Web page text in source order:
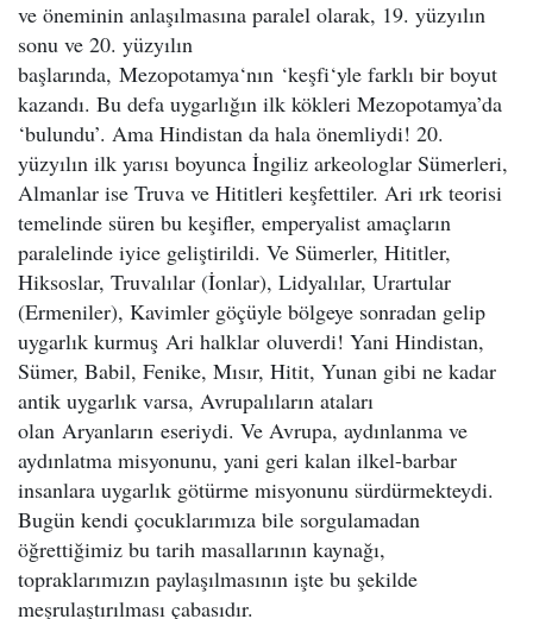
ve öneminin anlaşılmasına paralel olarak, 19. yüzyılın
sonu ve 20. yüzyılın
başlarında, Mezopotamya‘nın ‘keşfi‘yle farklı bir boyut
kazandı. Bu defa uygarlığın ilk kökleri Mezopotamya’da
‘bulundu’. Ama Hindistan da hala önemliydi! 20.
yüzyılın ilk yarısı boyunca İngiliz arkeologlar Sümerleri,
Almanlar ise Truva ve Hititleri keşfettiler. Ari ırk teorisi
temelinde süren bu keşifler, emperyalist amaçların
paralelinde iyice geliştirildi. Ve Sümerler, Hititler,
Hiksoslar, Truvalılar (İonlar), Lidyalılar, Urartular
(Ermeniler), Kavimler göçüyle bölgeye sonradan gelip
uygarlık kurmuş Ari halklar oluverdi! Yani Hindistan,
Sümer, Babil, Fenike, Mısır, Hitit, Yunan gibi ne kadar
antik uygarlık varsa, Avrupalıların ataları
olan Aryanların eseriydi. Ve Avrupa, aydınlanma ve
aydınlatma misyonunu, yani geri kalan ilkel-barbar
insanlara uygarlık götürme misyonunu sürdürmekteydi.
Bugün kendi çocuklarımıza bile sorgulamadan
öğrettiğimiz bu tarih masallarının kaynağı,
topraklarımızın paylaşılmasının işte bu şekilde
meşrulaştırılması çabasıdır.